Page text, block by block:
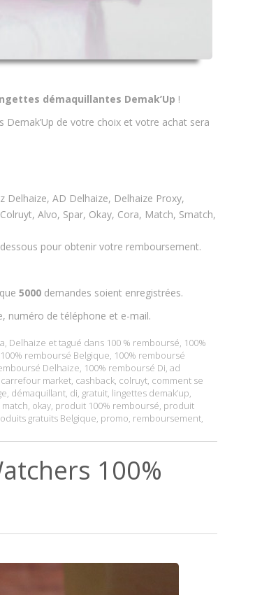
démaquillantes Demak’Up !
de votre choix et votre achat sera
Delhaize, AD Delhaize, Delhaize Proxy,
Alvo, Spar, Okay, Cora, Match, Smatch,
pour obtenir votre remboursement.
5000 demandes soient enregistrées.
numéro de téléphone et e-mail.
, Delhaize et tagué dans 100 % remboursé, 100%
100% remboursé Belgique, 100% remboursé
Delhaize, 100% remboursé Di, ad
carrefour market, cashback, colruyt, comment se
, démaquillant, di, gratuit, lingettes demak’up,
match, okay, produit 100% remboursé, produit
gratuits Belgique, promo, remboursement,
100%